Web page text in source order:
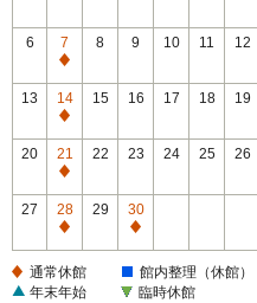
6
7
通
常
休
館
8 9 10 11 12
13
14
通
常
休
館
15 16 17 18 19
20
21
通
常
休
館
22 23 24 25 26
27
28
通
休
29
30
通
休
通常休館
館内整理（休館）
年末年始
臨時休館